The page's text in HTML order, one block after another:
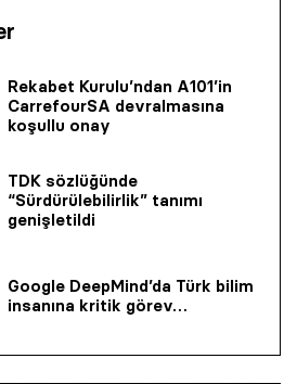
Rekabet Kurulu’ndan A101’in
CarrefourSA devralmasına
koşullu onay
TDK sözlüğünde
“Sürdürülebilirlik” tanımı
genişletildi
Google DeepMind’da Türk bilim
insanına kritik görev…